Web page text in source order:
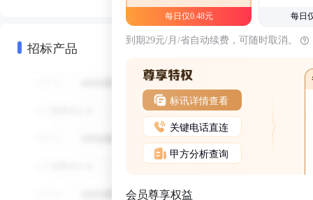
招标产品
每日仅0.48元 每日
到期29元/月/省自动续费，可随时取消。
标讯详情查看
关键电话直连
甲方分析查询
会员尊享权益